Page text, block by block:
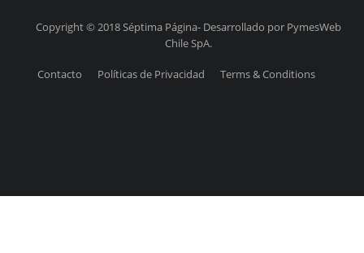
Copyright © 2018 Séptima Página- Desarrollado por PymesWeb
Chile SpA.
Contacto Políticas de Privacidad Terms & Conditions